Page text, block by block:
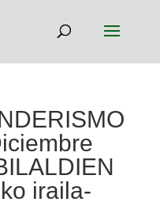
iraila-